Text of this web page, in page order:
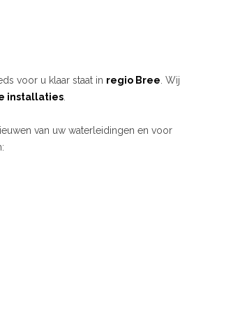
voor u klaar staat in regio Bree . Wij
installaties
van uw waterleidingen en voor